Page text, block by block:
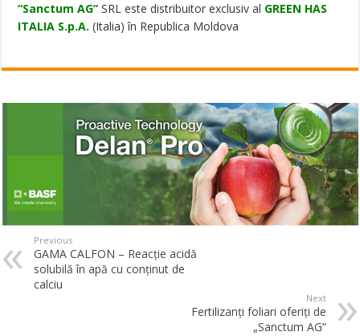
“Sanctum AG” SRL este distribuitor exclusiv al GREEN HAS
ITALIA S.p.A. (Italia) în Republica Moldova
Previous
GAMA CALFON – Reacție acidă
solubilă în apă cu conținut de
calciu
Next
Fertilizanți foliari oferiți de
„Sanctum AG”